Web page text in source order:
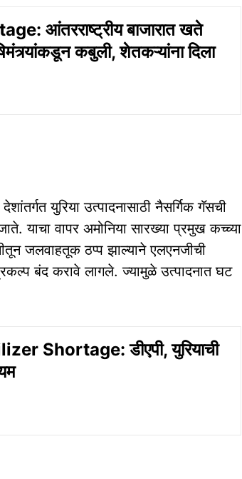
आंतरराष्ट्रीय बाजारात खते
कबुली, शेतकऱ्यांना दिला
युरिया उत्पादनासाठी नैसर्गिक गॅसची
याचा वापर अमोनिया सारख्या प्रमुख कच्च्या
जलवाहतूक ठप्प झाल्याने एलएनजीची
बंद करावे लागले. ज्यामुळे उत्पादनात घट
Shortage: डीएपी, युरियाची